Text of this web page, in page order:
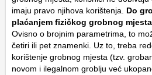
imaju pravo njihova korištenja. Do
plaćanjem fizičkog grobnog mjesta
Ovisno o brojnim parametrima, to
četiri ili pet znamenki. Uz to, treba
korištenje grobnog mjesta (tzv.
novom i ilegalnom groblju već